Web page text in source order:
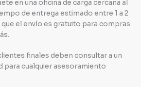
en una oficina de carga cercana al
de entrega estimado entre 1 a 2
que el envío es gratuito para compras
finales deben consultar a un
para cualquier asesoramiento